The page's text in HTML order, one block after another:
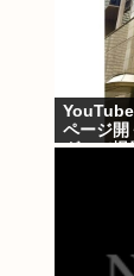
ページ開
グルで撮